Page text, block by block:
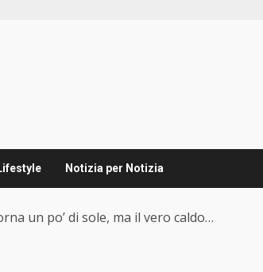
Notizia per Notizia
un po’ di sole, ma il vero caldo…